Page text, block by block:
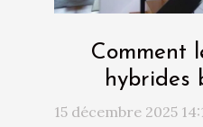
Comment
hybrides
15 décembre 2025